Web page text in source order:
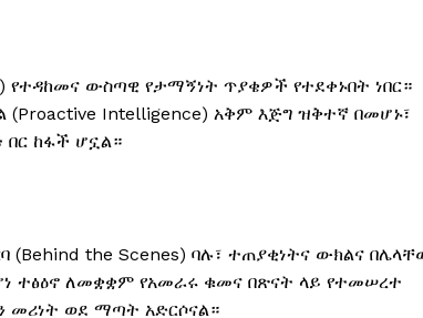
የተዳከመና ውስጣዊ የታማኝነት ጥያቄዎች የተደቀኑበት ነበር።
Intelligence) አቅም እጅግ ዝቅተኛ በመሆኑ፣
ከፋች ሆኗል።
(Behind the Scenes) ባሉ፣ ተጠያቂነትና ውክልና
ተፅዕኖ ለመቋቋም የአመራሩ ቁመና በጽናት ላይ የተመሠረተ
መሪነት ወደ ማጣት አድርሶናል።